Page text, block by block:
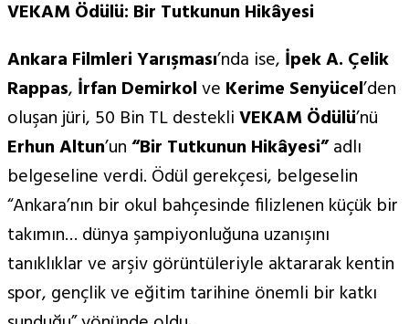
VEKAMÖdülü: Bir Tutkunun Hikâyesi
Ankara Filmleri Yarışması’nda ise, İpek A. Çelik
Rappas, İrfan Demirkolve Kerime Senyücel’den
oluşan jüri, 50 Bin TL destekliVEKAM Ödülü’nü
Erhun Altun’un“Bir Tutkunun Hikâyesi”adlı
belgeseline verdi. Ödül gerekçesi, belgeselin
“Ankara’nın bir okul bahçesinde filizlenen küçük bir
takımın… dünya şampiyonluğuna uzanışını
tanıklıklar ve arşiv görüntüleriyle aktararak kentin
spor, gençlik ve eğitim tarihine önemli bir katkı